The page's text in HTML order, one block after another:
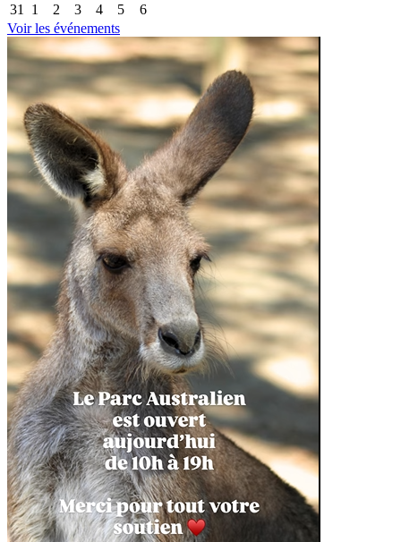
31
1 2 3 4 5
6
Voir les événements